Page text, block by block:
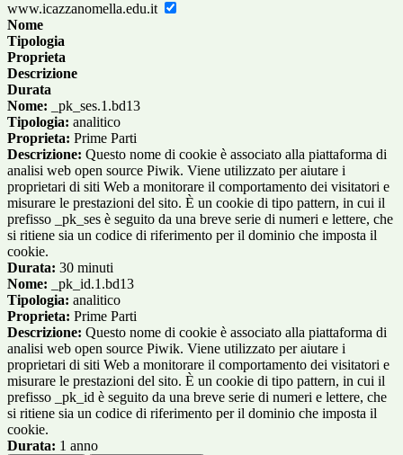
www.icazzanomella.edu.it
Nome
Tipologia
Proprieta
Descrizione
Durata
Nome: _pk_ses.1.bd13
Tipologia: analitico
Proprieta: Prime Parti
Descrizione: Questo nome di cookie è associato alla piattaforma di
analisi web open source Piwik. Viene utilizzato per aiutare i
proprietari di siti Web a monitorare il comportamento dei visitatori e
misurare le prestazioni del sito. È un cookie di tipo pattern, in cui il
prefisso _pk_ses è seguito da una breve serie di numeri e lettere, che
si ritiene sia un codice di riferimento per il dominio che imposta il
cookie.
Durata: 30 minuti
Nome: _pk_id.1.bd13
Tipologia: analitico
Proprieta: Prime Parti
Descrizione: Questo nome di cookie è associato alla piattaforma di
analisi web open source Piwik. Viene utilizzato per aiutare i
proprietari di siti Web a monitorare il comportamento dei visitatori e
misurare le prestazioni del sito. È un cookie di tipo pattern, in cui il
prefisso _pk_id è seguito da una breve serie di numeri e lettere, che
si ritiene sia un codice di riferimento per il dominio che imposta il
cookie.
Durata: 1 anno